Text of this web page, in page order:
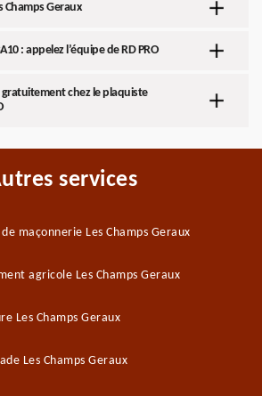
Champs Geraux
: appelez l’équipe de RD PRO
chez le plaquiste
services
maçonnerie Les Champs Geraux
agricole Les Champs Geraux
Les Champs Geraux
Les Champs Geraux